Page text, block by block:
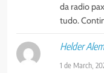
da radio
tudo.
Helder
1 de March,